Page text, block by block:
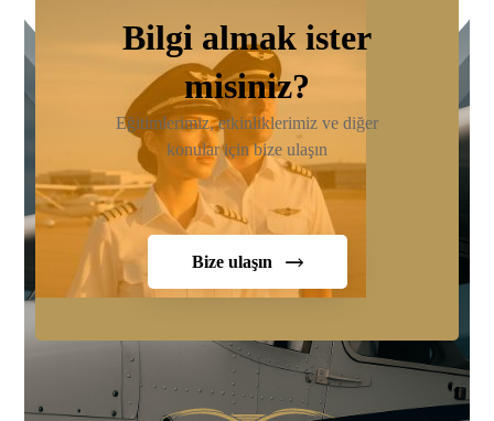
Bilgi almak ister
misiniz?
Eğitimlerimiz, etkinliklerimiz ve diğer
konular için bize ulaşın
Bize ulaşın